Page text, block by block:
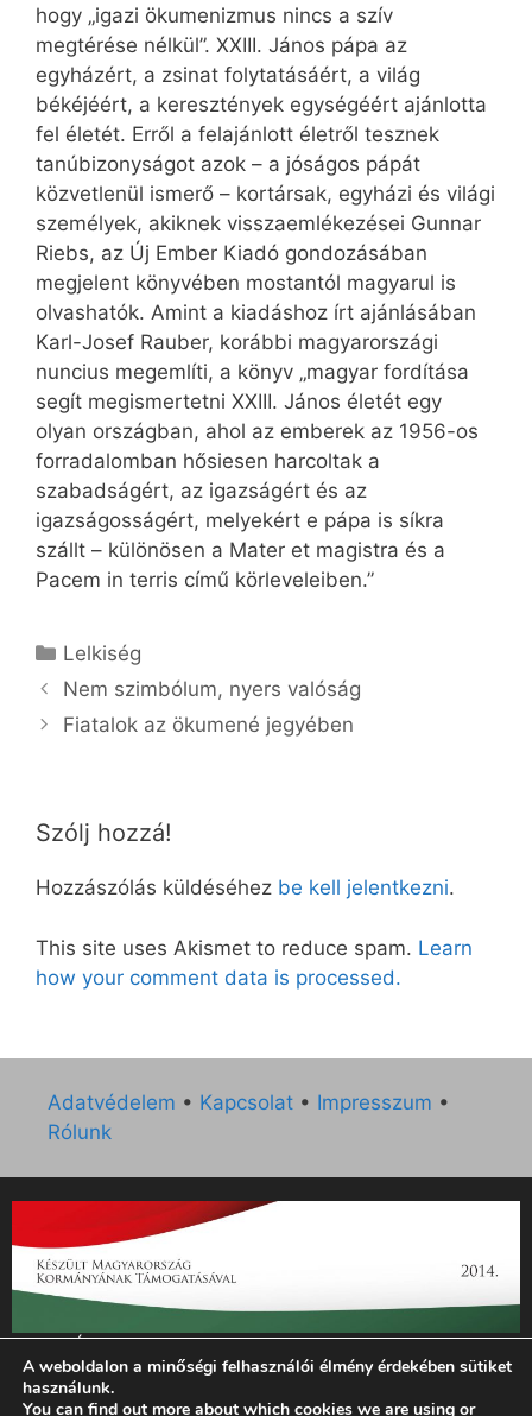
hogy „igazi ökumenizmus nincs a szív
megtérése nélkül”. XXIII. János pápa az
egyházért, a zsinat folytatásáért, a világ
békéjéért, a keresztények egységéért ajánlotta
fel életét. Erről a felajánlott életről tesznek
tanúbizonyságot azok – a jóságos pápát
közvetlenül ismerő – kortársak, egyházi és világi
személyek, akiknek visszaemlékezései Gunnar
Riebs, az Új Ember Kiadó gondozásában
megjelent könyvében mostantól magyarul is
olvashatók. Amint a kiadáshoz írt ajánlásában
Karl-Josef Rauber, korábbi magyarországi
nuncius megemlíti, a könyv „magyar fordítása
segít megismertetni XXIII. János életét egy
olyan országban, ahol az emberek az 1956-os
forradalomban hősiesen harcoltak a
szabadságért, az igazságért és az
igazságosságért, melyekért e pápa is síkra
szállt – különösen a Mater et magistra és a
Pacem in terris című körleveleiben.”
Kategória
Lelkiség
Nem szimbólum, nyers valóság
Fiatalok az ökumené jegyében
Szólj hozzá!
Hozzászólás küldéséhez be kell jelentkezni.
This site uses Akismet to reduce spam. Learn
how your comment data is processed.
Adatvédelem • Kapcsolat • Impresszum •
Rólunk
„Az Új Ember katolikus hetilap 2014. évi működésének
támogatását az EGYH-KCP-14-P-0121 sz. támogatási
szerződés keretében 3 000 000 Ft összegben támogatta az
A weboldalon a minőségi felhasználói élmény érdekében sütiket
használunk.
You can find out more about which cookies we are using or